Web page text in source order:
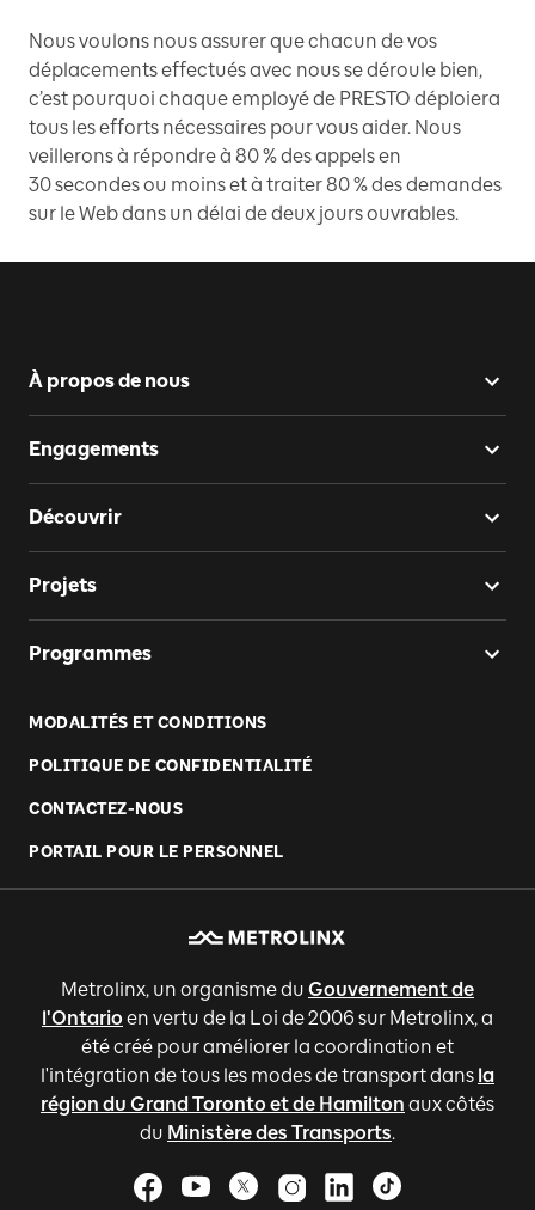
Nous voulons nous assurer que chacun de vos
déplacements effectués avec nous se déroule bien,
c’est pourquoi chaque employé de PRESTO déploiera
tous les efforts nécessaires pour vous aider. Nous
veillerons à répondre à 80 % des appels en
30 secondes ou moins et à traiter 80 % des demandes
sur le Web dans un délai de deux jours ouvrables.
À propos de nous
Engagements
Découvrir
Projets
Programmes
MODALITÉS ET CONDITIONS
POLITIQUE DE CONFIDENTIALITÉ
CONTACTEZ-NOUS
PORTAIL POUR LE PERSONNEL
Metrolinx, un organisme du Gouvernement de
l'Ontario en vertu de la Loi de 2006 sur Metrolinx, a
été créé pour améliorer la coordination et
l'intégration de tous les modes de transport dans la
région du Grand Toronto et de Hamilton aux côtés
du Ministère des Transports.